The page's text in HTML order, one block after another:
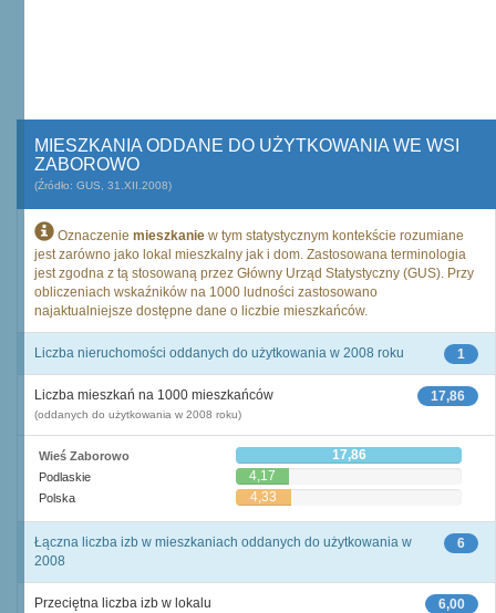
MIESZKANIA ODDANE DO UŻYTKOWANIA WE WSI
ZABOROWO
(Źródło: GUS, 31.XII.2008)
Oznaczenie mieszkanie w tym statystycznym kontekście rozumiane
jest zarówno jako lokal mieszkalny jak i dom. Zastosowana terminologia
jest zgodna z tą stosowaną przez Główny Urząd Statystyczny (GUS). Przy
obliczeniach wskaźników na 1000 ludności zastosowano
najaktualniejsze dostępne dane o liczbie mieszkańców.
1
Liczba nieruchomości oddanych do użytkowania w 2008 roku
17,86
Liczba mieszkań na 1000 mieszkańców
(oddanych do użytkowania w 2008 roku)
Wieś Zaborowo 17,86
Podlaskie 4,17
Polska 4,33
6
Łączna liczba izb w mieszkaniach oddanych do użytkowania w
2008
6,00
Przeciętna liczba izb w lokalu